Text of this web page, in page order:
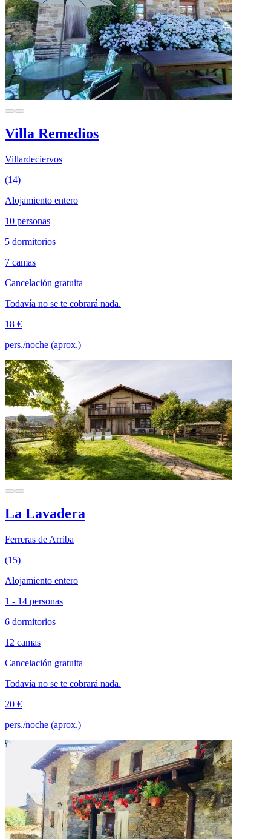
Villa Remedios
Villardeciervos
(14)
Alojamiento entero
10 personas
5 dormitorios
7 camas
Cancelación gratuita
Todavía no se te cobrará nada.
18 €
pers./noche (aprox.)
La Lavadera
Ferreras de Arriba
(15)
Alojamiento entero
1 - 14 personas
6 dormitorios
12 camas
Cancelación gratuita
Todavía no se te cobrará nada.
20 €
pers./noche (aprox.)